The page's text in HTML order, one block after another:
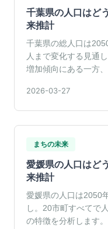
千葉県の人口はど
来推計
千葉県の総人口は
人まで変化する見通
増加傾向にある一方
2026-03-27
まちの未来
愛媛県の人口はど
来推計
愛媛県の人口は2050
し。20市町すべてで
の特徴を分析します。